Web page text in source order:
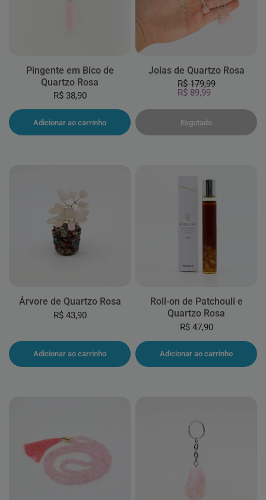
Pingente em Bico de
Quartzo Rosa
R$ 38,90
Adicionar ao carrinho
Joias de Quartzo Rosa
R$ 179,99
R$ 89,99
Esgotado
Árvore de Quartzo Rosa
R$ 43,90
Adicionar ao carrinho
Roll-on de Patchouli e
Quartzo Rosa
R$ 47,90
Adicionar ao carrinho